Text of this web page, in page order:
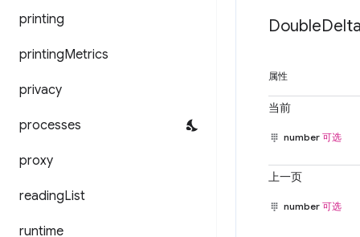
printing
printingMetrics
privacy
processes
proxy
readingList
runtime
DoubleDelta
属性
当前
number 可选
上一页
number 可选